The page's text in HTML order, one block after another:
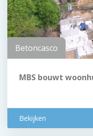
Betoncasco
MBS bouwt
Bekijken